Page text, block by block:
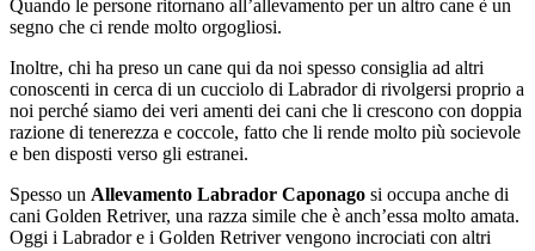
Quando le persone ritornano all’allevamento per un altro cane è un
segno che ci rende molto orgogliosi.
Inoltre, chi ha preso un cane qui da noi spesso consiglia ad altri
conoscenti in cerca di un cucciolo di Labrador di rivolgersi proprio a
noi perché siamo dei veri amenti dei cani che li crescono con doppia
razione di tenerezza e coccole, fatto che li rende molto più socievole
e ben disposti verso gli estranei.
Spesso un Allevamento Labrador Caponago si occupa anche di
cani Golden Retriver, una razza simile che è anch’essa molto amata.
Oggi i Labrador e i Golden Retriver vengono incrociati con altri